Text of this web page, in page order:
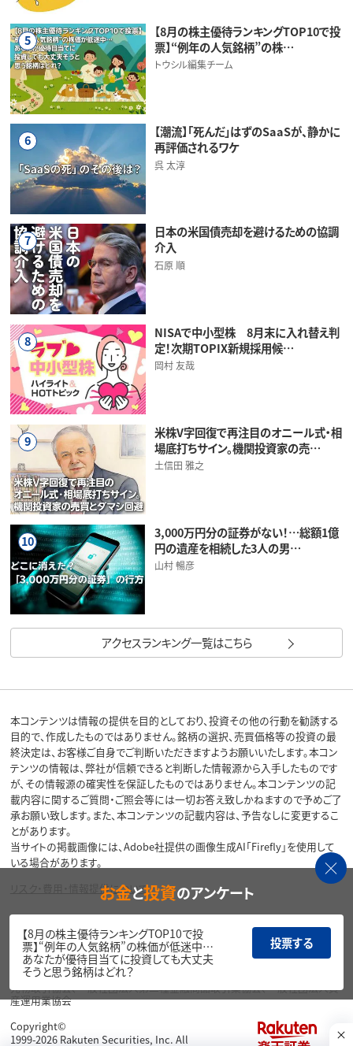
5
【8月の株主優待ランキングTOP10で投
票】“例年の人気銘柄”の株…
トウシル編集チーム
6
【潮流】「死んだ」はずのSaaSが、静かに
再評価されるワケ
呉 太淳
7
日本の米国債売却を避けるための協調
介入
石原 順
8
NISAで中小型株 8月末に入れ替え判
定！次期TOPIX新規採用候…
岡村 友哉
9
米株V字回復で再注目のオニール式・相
場底打ちサイン。機関投資家の売…
土信田 雅之
10
3,000万円分の証券がない！…総額1億
円の遺産を相続した3人の男…
山村 暢彦
アクセスランキング一覧はこちら
本コンテンツは情報の提供を目的としており、投資その他の行動を勧誘する
目的で、作成したものではありません。銘柄の選択、売買価格等の投資の最
終決定は、お客様ご自身でご判断いただきますようお願いいたします。本コン
テンツの情報は、弊社が信頼できると判断した情報源から入手したものです
が、その情報源の確実性を保証したものではありません。本コンテンツの記
載内容に関するご質問・ご照会等には一切お答え致しかねますので予めご了
承お願い致します。また、本コンテンツの記載内容は、予告なしに変更するこ
とがあります。
当サイトの掲載画像には、Adobe社提供の画像生成AI「Firefly」を使用して
いる場合があります。
リスク・費用・情報提供について
商号等：楽天証券株式会社／金融商品取引業者 関東財務局長（金商）第195
号、商品先物取引業者
加入協会：日本証券業協会、一般社団法人金融先物取引業協会、日本商品
先物取引協会、一般社団法人第二種金融商品取引業協会、一般社団法人資
産運用業協会
Copyright©
1999-2026 Rakuten Securities, Inc. All
お金と投資のアンケート
【8月の株主優待ランキングTOP10で投
票】“例年の人気銘柄”の株価が低迷中…
あなたが優待目当てに投資しても大丈夫
そうと思う銘柄はどれ？
投票する